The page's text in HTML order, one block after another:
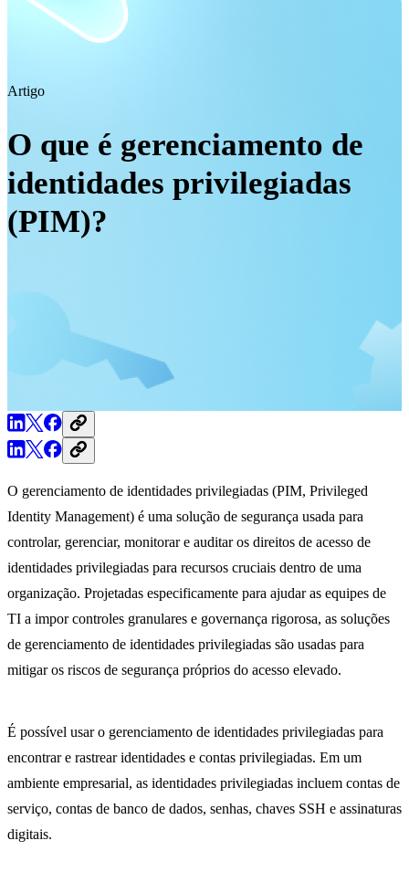
Artigo
O que é gerenciamento de
identidades privilegiadas
(PIM)?
O gerenciamento de identidades privilegiadas (PIM, Privileged
Identity Management) é uma solução de segurança usada para
controlar, gerenciar, monitorar e auditar os direitos de acesso de
identidades privilegiadas para recursos cruciais dentro de uma
organização. Projetadas especificamente para ajudar as equipes de
TI a impor controles granulares e governança rigorosa, as soluções
de gerenciamento de identidades privilegiadas são usadas para
mitigar os riscos de segurança próprios do acesso elevado.
É possível usar o gerenciamento de identidades privilegiadas para
encontrar e rastrear identidades e contas privilegiadas. Em um
ambiente empresarial, as identidades privilegiadas incluem contas de
serviço, contas de banco de dados, senhas, chaves SSH e assinaturas
digitais.